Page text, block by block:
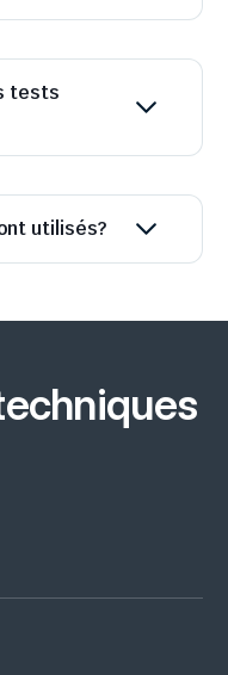
tests
utilisés?